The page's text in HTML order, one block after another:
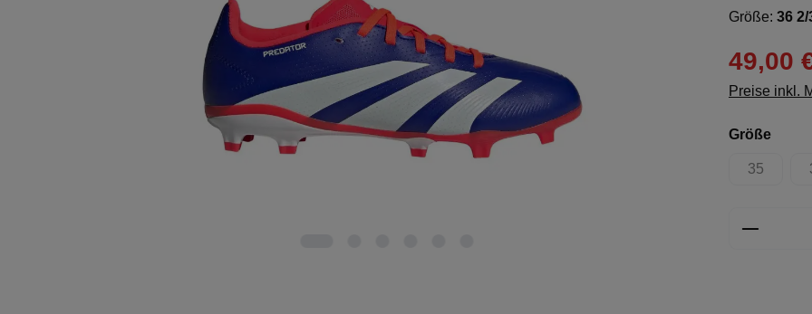
Größe: 36 2/
49,00
Preise inkl.
Größe
35
(Diese